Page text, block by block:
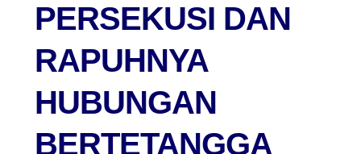
PERSEKUSI DAN
RAPUHNYA
HUBUNGAN
BERTETANGGA